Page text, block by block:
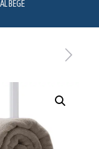
BEGE